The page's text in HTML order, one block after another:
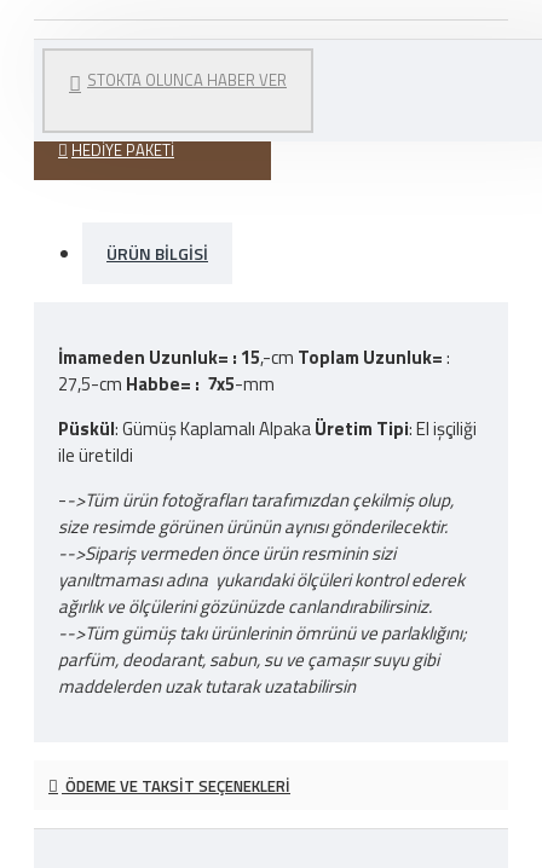
STOKTA OLUNCA HABER VER
VER
HEDIYE PAKETI
ÜRÜN BILGISI
İmameden Uzunluk= : 15,-cm Toplam Uzunluk=:
27,5-cm Habbe= : 7x5-mm
Püskül: Gümüş Kaplamalı AlpakaÜretim Tipi: El işçiliği
ile üretildi
-->Tüm ürün fotoğrafları tarafımızdan çekilmiş olup,
size resimde görünen ürünün aynısı gönderilecektir.
-->Sipariş vermeden önce ürün resminin sizi
yanıltmaması adına yukarıdaki ölçüleri kontrol ederek
ağırlık ve ölçülerini gözünüzde canlandırabilirsiniz.
-->Tüm gümüş takı ürünlerinin ömrünü ve parlaklığını;
parfüm, deodarant, sabun, su ve çamaşır suyu gibi
maddelerden uzak tutarak uzatabilirsin
ÖDEME VE TAKSIT SEÇENEKLERI